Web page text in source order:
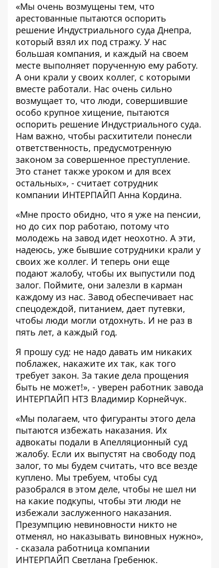
«Мы очень возмущены тем, что
арестованные пытаются оспорить
решение Индустриального суда Днепра,
который взял их под стражу. У нас
большая компания, и каждый на своем
месте выполняет порученную ему работу.
А они крали у своих коллег, с которыми
вместе работали. Нас очень сильно
возмущает то, что люди, совершившие
особо крупное хищение, пытаются
оспорить решение Индустриального суда.
Нам важно, чтобы расхитители понесли
ответственность, предусмотренную
законом за совершенное преступление.
Это станет также уроком и для всех
остальных», - считает сотрудник
компании ИНТЕРПАЙП Анна Кордина.
«Мне просто обидно, что я уже на пенсии,
но до сих пор работаю, потому что
молодежь на завод идет неохотно. А эти,
надеюсь, уже бывшие сотрудники крали у
своих же коллег. И теперь они еще
подают жалобу, чтобы их выпустили под
залог. Поймите, они залезли в карман
каждому из нас. Завод обеспечивает нас
спецодеждой, питанием, дает путевки,
чтобы люди могли отдохнуть. И не раз в
пять лет, а каждый год.
Я прошу суд: не надо давать им никаких
поблажек, накажите их так, как того
требует закон. За такие дела прощения
быть не может!», - уверен работник завода
ИНТЕРПАЙП НТЗ Владимир Корнейчук.
«Мы полагаем, что фигуранты этого дела
пытаются избежать наказания. Их
адвокаты подали в Апелляционный суд
жалобу. Если их выпустят на свободу под
залог, то мы будем считать, что все везде
куплено. Мы требуем, чтобы суд
разобрался в этом деле, чтобы не шел ни
на какие подкупы, чтобы эти люди не
избежали заслуженного наказания.
Презумпцию невиновности никто не
отменял, но наказывать виновных нужно»,
- сказала работница компании
ИНТЕРПАЙП Светлана Гребенюк.